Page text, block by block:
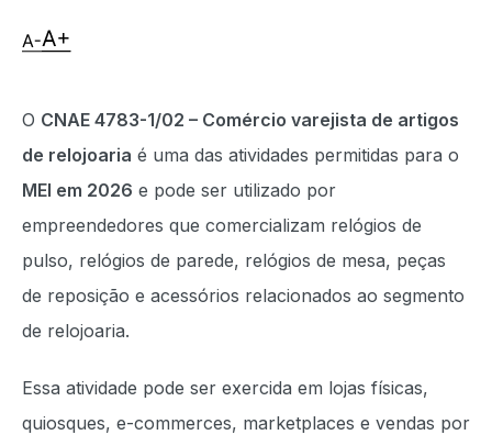
O CNAE 4783-1/02 – Comércio varejista de artigos
de relojoaria é uma das atividades permitidas para o
MEI em 2026 e pode ser utilizado por
empreendedores que comercializam relógios de
pulso, relógios de parede, relógios de mesa, peças
de reposição e acessórios relacionados ao segmento
de relojoaria.
Essa atividade pode ser exercida em lojas físicas,
quiosques, e-commerces, marketplaces e vendas por